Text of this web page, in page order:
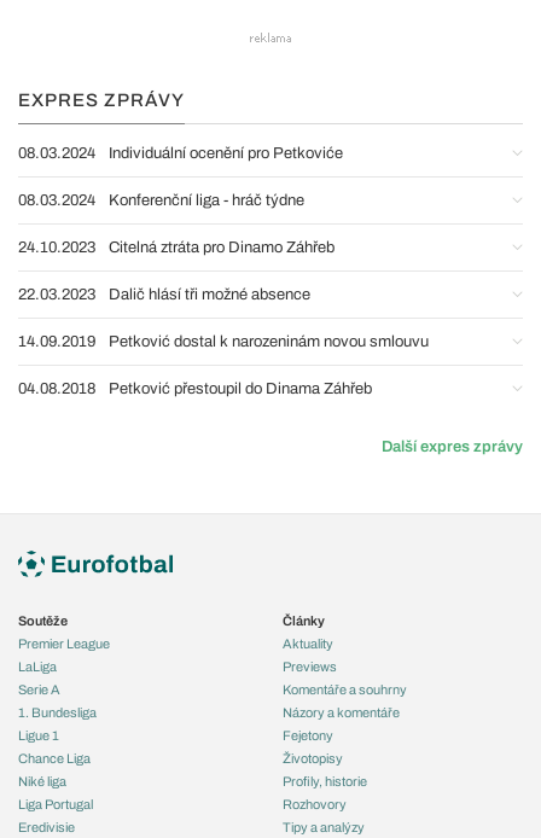
EXPRES ZPRÁVY
08.03.2024 Individuální ocenění pro Petkoviće
08.03.2024 Konferenční liga - hráč týdne
24.10.2023 Citelná ztráta pro Dinamo Záhřeb
22.03.2023 Dalič hlásí tři možné absence
14.09.2019 Petković dostal k narozeninám novou smlouvu
04.08.2018 Petković přestoupil do Dinama Záhřeb
Další expres zprávy
Soutěže
Premier League
LaLiga
Serie A
1. Bundesliga
Ligue 1
Chance Liga
Niké liga
Liga Portugal
Eredivisie
Články
Aktuality
Previews
Komentáře a souhrny
Názory a komentáře
Fejetony
Životopisy
Profily, historie
Rozhovory
Tipy a analýzy